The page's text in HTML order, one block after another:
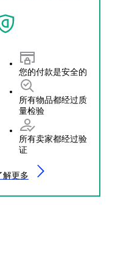
您的付款是安全的
所有物品都经过质
量检验
所有卖家都经过验
证
解更多